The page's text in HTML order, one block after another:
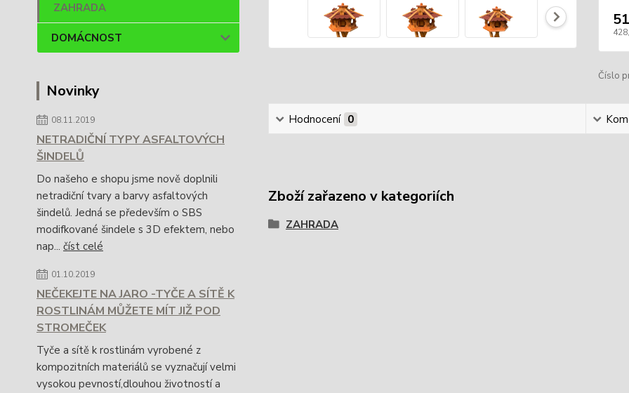
ZAHRADA
DOMÁCNOST
Novinky
08.11.2019
NETRADIČNÍ TYPY ASFALTOVÝCH
ŠINDELŮ
Do našeho e shopu jsme nově doplnili
netradiční tvary a barvy asfaltových
šindelů. Jedná se především o SBS
modifkované šindele s 3D efektem, nebo
nap... číst celé
01.10.2019
NEČEKEJTE NA JARO -TYČE A SÍTĚ K
ROSTLINÁM MŮŽETE MÍT JIŽ POD
STROMEČEK
Tyče a sítě k rostlinám vyrobené z
kompozitních materiálů se vyznačují velmi
vysokou pevností,dlouhou životností a
Číslo
Hodnocení 0
Zboží zařazeno v kategoriích
ZAHRADA